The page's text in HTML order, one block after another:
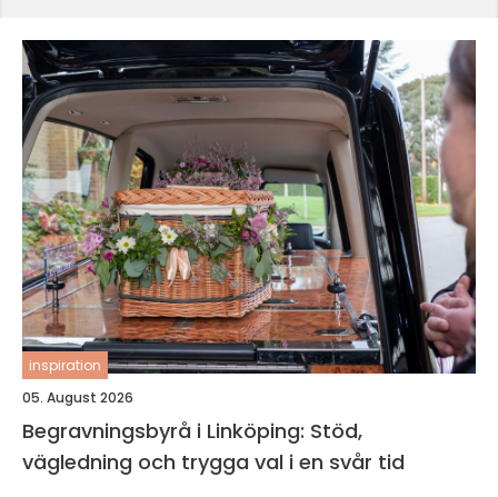
inspiration
05. August 2026
Begravningsbyrå i Linköping: Stöd,
vägledning och trygga val i en svår tid